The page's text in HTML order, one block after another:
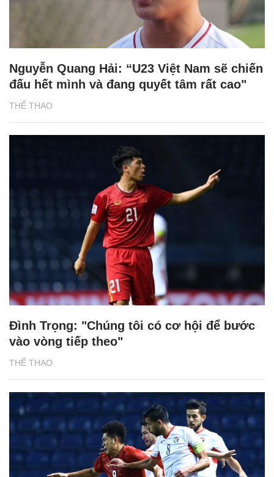
THỂ THAO
Nguyễn Quang Hải: “U23 Việt Nam sẽ chiến
đấu hết mình và đang quyết tâm rất cao"
THỂ THAO
Đình Trọng: "Chúng tôi có cơ hội để bước
vào vòng tiếp theo"